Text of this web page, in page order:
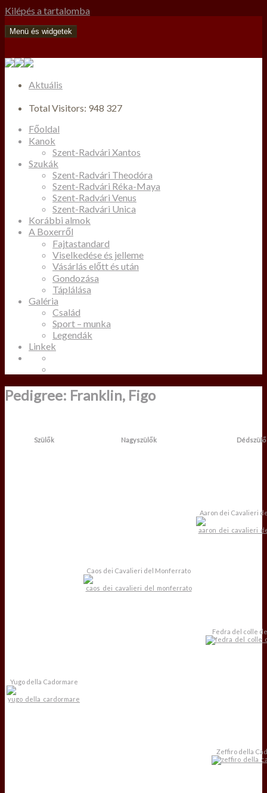
Kilépés a tartalomba
Menü és widgetek
Aktuális
Total Visitors: 948 327
Főoldal
Kanok
Szent-Radvári Xantos
Szukák
Szent-Radvári Theodóra
Szent-Radvári Réka-Maya
Szent-Radvári Venus
Szent-Radvári Unica
Korábbi almok
A Boxerről
Fajtastandard
Viselkedése és jelleme
Vásárlás előtt és után
Gondozása
Táplálása
Galéria
Család
Sport – munka
Legendák
Linkek
Pedigree: Franklin, Figo
Szülők Nagyszülők
Yugo della Cadormare
Caos dei Cavalieri del Monferrato
Aaron dei Cavalieri
Fedra del colle
Zeffiro della